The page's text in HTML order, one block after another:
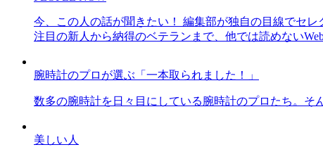
今、この人の話が聞きたい！ 編集部が独自の目線でセ
注目の新人から納得のベテランまで、他では読めない
腕時計のプロが選ぶ「一本取られました！」
数多の腕時計を日々目にしている腕時計のプロたち。そ
美しい人